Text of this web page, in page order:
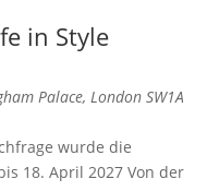
in Style
Palace, London SW1A
wurde die
18. April 2027 Von der